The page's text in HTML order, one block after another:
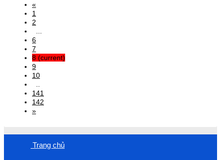
«
1
2
6
7
8 (current)
9
10
141
142
»
Trang chủ